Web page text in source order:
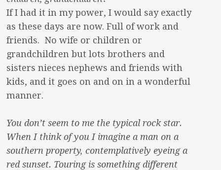
If I had it in my power, I would say exactly
as these days are now. Full of work and
friends. No wife or children or
grandchildren but lots brothers and
sisters nieces nephews and friends with
kids, and it goes on and on in a wonderful
manner.
You don’t seem to me the typical rock star.
When I think of you I imagine a man on a
southern property, contemplatively eyeing a
red sunset. Touring is something different